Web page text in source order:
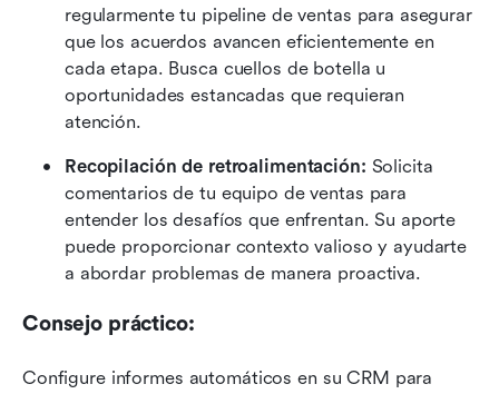
regularmente tu pipeline de ventas para asegurar
que los acuerdos avancen eficientemente en
cada etapa. Busca cuellos de botella u
oportunidades estancadas que requieran
atención.
Recopilación de retroalimentación: Solicita
comentarios de tu equipo de ventas para
entender los desafíos que enfrentan. Su aporte
puede proporcionar contexto valioso y ayudarte
a abordar problemas de manera proactiva.
Consejo práctico:
Configure informes automáticos en su CRM para